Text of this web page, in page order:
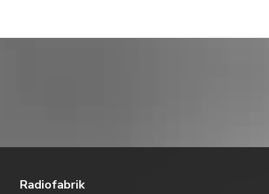
Radiofabrik